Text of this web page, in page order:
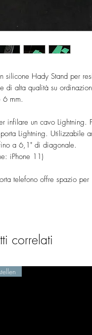
silicone Hady Stand per
di alta qualità su
6 mm.
infilare un cavo Lightning.
Lightning. Utilizzabile
a 6,1" di diagonale.
iPhone 11)
telefono offre spazio
correlati